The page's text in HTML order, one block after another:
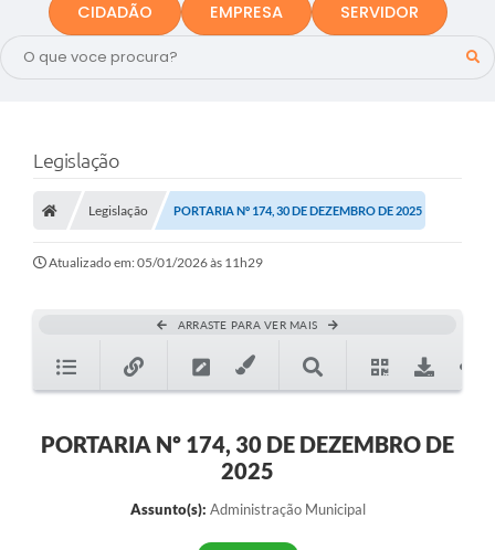
CIDADÃO EMPRESA SERVIDOR
Legislação
Legislação PORTARIA Nº 174, 30 DE DEZEMBRO DE 2025
Atualizado em: 05/01/2026 às 11h29
ARRASTE PARA VER MAIS
PORTARIA Nº 174, 30 DE DEZEMBRO DE
2025
Assunto(s): Administração Municipal